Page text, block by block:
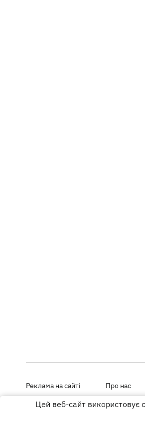
Реклама на сайті Про нас
Матеріали під рубриками «Новини
Цей веб-сайт використовує